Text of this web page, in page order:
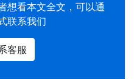
想看本文全文，可以通
联系我们
客服